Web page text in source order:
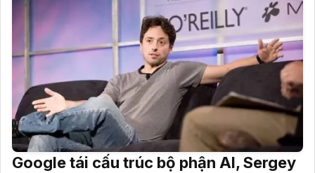
Google tái cấu trúc bộ phận AI, Sergey